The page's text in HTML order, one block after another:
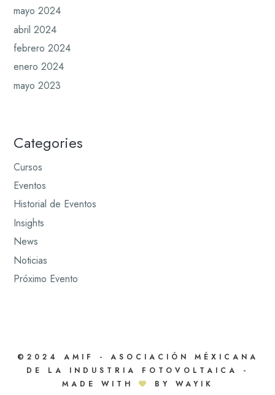
mayo 2024
abril 2024
febrero 2024
enero 2024
mayo 2023
Categories
Cursos
Eventos
Historial de Eventos
Insights
News
Noticias
Próximo Evento
©2024 AMIF - ASOCIACIÓN MÉXICANA
DE LA INDUSTRIA FOTOVOLTAICA -
MADE WITH
BY WAYIK